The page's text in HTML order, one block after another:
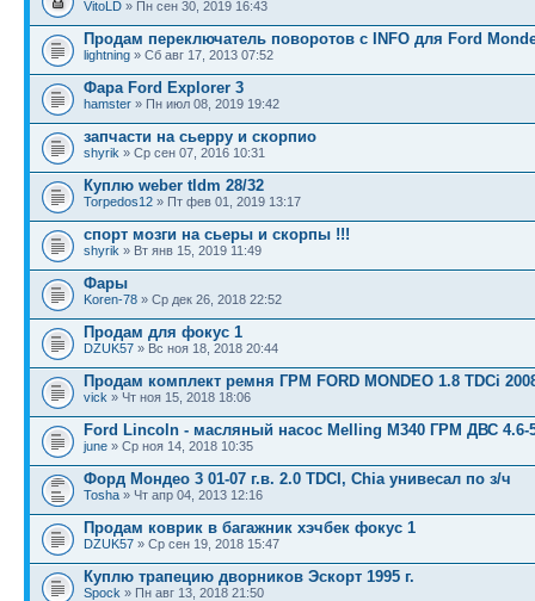
VitoLD » Пн сен 30, 2019 16:43
Продам переключатель поворотов с INFO для Ford
lightning » Сб авг 17, 2013 07:52
Фара Ford Explorer 3
hamster » Пн июл 08, 2019 19:42
запчасти на сьерру и скорпио
shyrik » Ср сен 07, 2016 10:31
Куплю weber tldm 28/32
Torpedos12 » Пт фев 01, 2019 13:17
спорт мозги на сьеры и скорпы !!!
shyrik » Вт янв 15, 2019 11:49
Фары
Koren-78 » Ср дек 26, 2018 22:52
Продам для фокус 1
DZUK57 » Вс ноя 18, 2018 20:44
Продам комплект ремня ГРМ FORD MONDEO 1.8 TDCi
vick » Чт ноя 15, 2018 18:06
Ford Lincoln - масляный насос Melling M340 ГРМ ДВС 4.6-
june » Ср ноя 14, 2018 10:35
Форд Мондео 3 01-07 г.в. 2.0 TDCI, Chia унивесал по з/ч
Tosha » Чт апр 04, 2013 12:16
Продам коврик в багажник хэчбек фокус 1
DZUK57 » Ср сен 19, 2018 15:47
Куплю трапецию дворников Эскорт 1995 г.
Spock » Пн авг 13, 2018 21:50